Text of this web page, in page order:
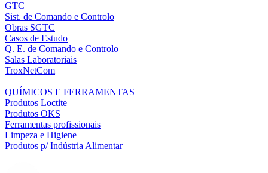
GTC
Sist. de Comando e Controlo
Obras SGTC
Casos de Estudo
Q. E. de Comando e Controlo
Salas Laboratoriais
TroxNetCom
QUÍMICOS E FERRAMENTAS
Produtos Loctite
Produtos OKS
Ferramentas profissionais
Limpeza e Higiene
Produtos p/ Indústria Alimentar